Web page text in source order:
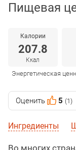
Пищевая
Калории
207.8
Ккал
Энергетическая
Оценить 5 (1)
Ингредиенты